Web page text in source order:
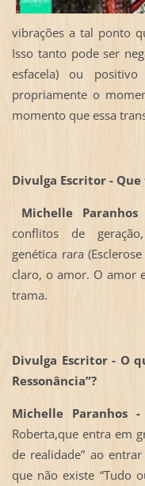
vibrações a tal ponto
Isso tanto pode ser
esfacela) ou
propriamente o
momento que essa
Divulga Escritor -
Michelle Paranhos
conflitos de
genética rara
claro, o amor. O amor
trama.
Divulga Escritor - O
Ressonância”?
Michelle Paranhos -
Roberta,que entra em
de realidade” ao
que não existe “Tudo